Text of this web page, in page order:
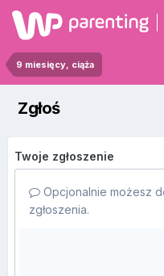
9 miesięcy, ciąża
Zgłoś
Twoje zgłoszenie
Opcjonalnie możesz
zgłoszenia.